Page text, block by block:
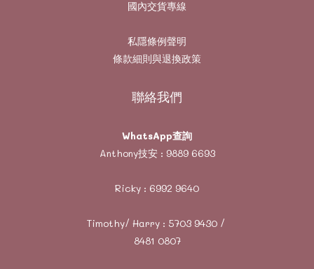
國內交貨專線
私隱條例聲明
條款細則與退換政策
聯絡我們
WhatsApp查詢
Anthony技安 : 9889 6693
Ricky : 6992 9640
Timothy/ Harry : 5703 9430/
8481 0807